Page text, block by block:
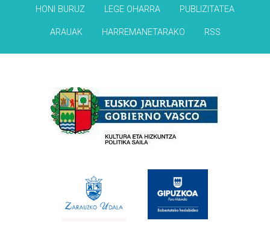
HONI BURUZ LEGE OHARRA PUBLIZITATEA
ARAUAK HARREMANETARAKO RSS